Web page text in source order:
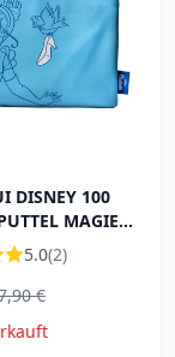
DISNEY 100
MAGIE
5.0(2)
€